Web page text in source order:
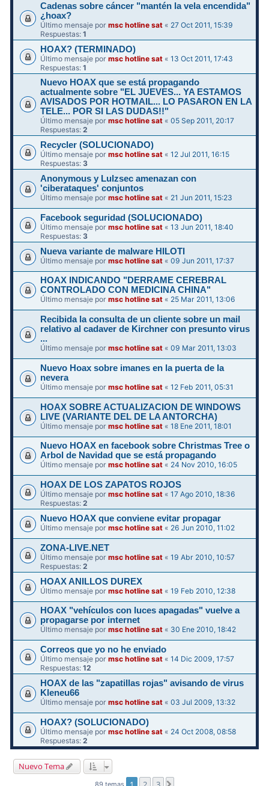
Cadenas sobre cáncer "mantén la vela encendida"
¿hoax?
Último mensaje pormsc hotline sat « 27 Oct 2011, 15:39
Respuestas:1
HOAX? (TERMINADO)
Último mensaje pormsc hotline sat «13 Oct 2011, 17:43
Respuestas:1
Nuevo HOAX que se está propagando
actualmente sobre "EL JUEVES... YA ESTAMOS
AVISADOS POR HOTMAIL... LO PASARON EN LA
TELE... POR SI LAS DUDAS!!"
Último mensaje pormsc hotline sat «05 Sep 2011, 20:17
Respuestas:2
Recycler (SOLUCIONADO)
Último mensaje pormsc hotline sat «12 Jul 2011, 16:15
Respuestas:3
Anonymous y Lulzsec amenazan con
'ciberataques' conjuntos
Último mensaje pormsc hotline sat « 21 Jun 2011, 15:23
Facebook seguridad (SOLUCIONADO)
Último mensaje pormsc hotline sat «13 Jun 2011, 18:40
Respuestas:3
Nueva variante de malware HILOTI
Último mensaje pormsc hotline sat «09 Jun 2011, 17:37
HOAX INDICANDO "DERRAME CEREBRAL
CONTROLADO CON MEDICINA CHINA"
Último mensaje pormsc hotline sat « 25 Mar 2011, 13:06
Recibida la consulta de un cliente sobre un mail
relativo al cadaver de Kirchner con presunto virus
...
Último mensaje pormsc hotline sat «09 Mar 2011, 13:03
Nuevo Hoax sobre imanes en la puerta de la
nevera
Último mensaje pormsc hotline sat «12 Feb 2011, 05:31
HOAX SOBRE ACTUALIZACION DE WINDOWS
LIVE (VARIANTE DEL DE LA ANTORCHA)
Último mensaje pormsc hotline sat «18 Ene 2011, 18:01
Nuevo HOAX en facebook sobre Christmas Tree o
Arbol de Navidad que se está propagando
Último mensaje pormsc hotline sat « 24 Nov 2010, 16:05
HOAX DE LOS ZAPATOS ROJOS
Último mensaje pormsc hotline sat «17 Ago 2010, 18:36
Respuestas:2
Nuevo HOAX que conviene evitar propagar
Último mensaje pormsc hotline sat « 26 Jun 2010, 11:02
ZONA-LIVE.NET
Último mensaje pormsc hotline sat «19 Abr 2010, 10:57
Respuestas:2
HOAX ANILLOS DUREX
Último mensaje pormsc hotline sat «19 Feb 2010, 12:38
HOAX "vehículos con luces apagadas" vuelve a
propagarse por internet
Último mensaje pormsc hotline sat « 30 Ene 2010, 18:42
Correos que yo no he enviado
Último mensaje pormsc hotline sat «14 Dic 2009, 17:57
Respuestas:12
HOAX de las "zapatillas rojas" avisando de virus
Kleneu66
Último mensaje pormsc hotline sat «03 Jul 2009, 13:32
HOAX? (SOLUCIONADO)
Último mensaje pormsc hotline sat « 24 Oct 2008, 08:58
Respuestas:2
Nuevo Tema
89 temas